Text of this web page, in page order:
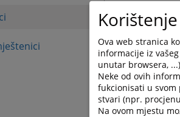
Ova web stranica
informacije iz
unutar browsera,
Neke od ovih
fukcionisati u svom
stvari (npr.
Na ovom mjestu